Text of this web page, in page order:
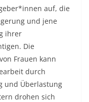
auf, die
und jene
ihrer
Die
Frauen kann
durch
und Überlastung
drohen sich